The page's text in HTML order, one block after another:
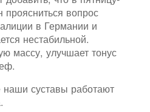
проясниться вопрос
в Германии и
нестабильной.
массу, улучшает тонус
суставы работают